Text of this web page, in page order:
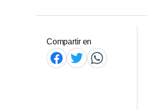
Compartir en